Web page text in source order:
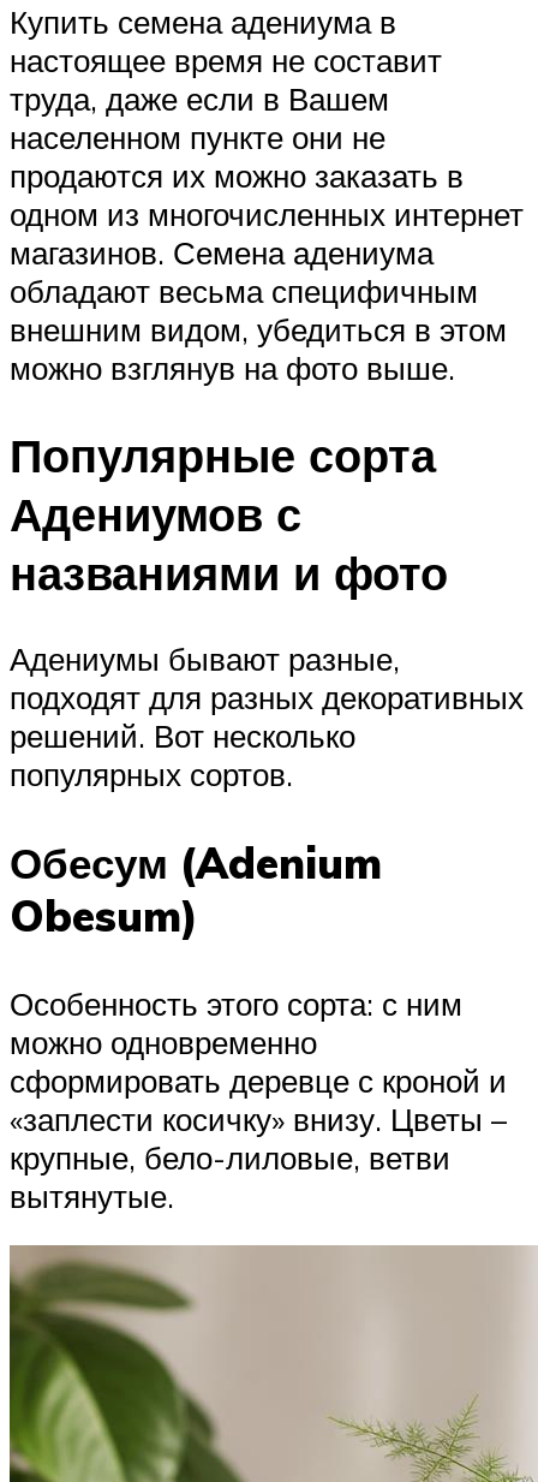
Купить семена адениума в
настоящее время не составит
труда, даже если в Вашем
населенном пункте они не
продаются их можно заказать в
одном из многочисленных интернет
магазинов. Семена адениума
обладают весьма специфичным
внешним видом, убедиться в этом
можно взглянув на фото выше.
Популярные сорта
Адениумов с
названиями и фото
Адениумы бывают разные,
подходят для разных декоративных
решений. Вот несколько
популярных сортов.
Обесум (Adenium
Obesum)
Особенность этого сорта: с ним
можно одновременно
сформировать деревце с кроной и
«заплести косичку» внизу. Цветы –
крупные, бело-лиловые, ветви
вытянутые.